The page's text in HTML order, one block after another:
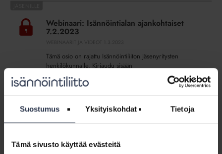
Suostumus Yksityiskohdat Tietoja
Tämä sivusto käyttää evästeitä
Isännöintialan
ajankohtaiset
7.2.2023
Webinaari: Isännöintialan ajankohtaiset
7.2.2023
Tämä osio on rajattu Isännöintiliiton jäsenyritysten
henkilökunnalle. Kirjaudu sisään
Lakiklinikka
yhtiökokouskäytännöistäWebinaari: Lakiklinikka
Tämä osio on rajattu Isännöintiliiton jäsenyritysten